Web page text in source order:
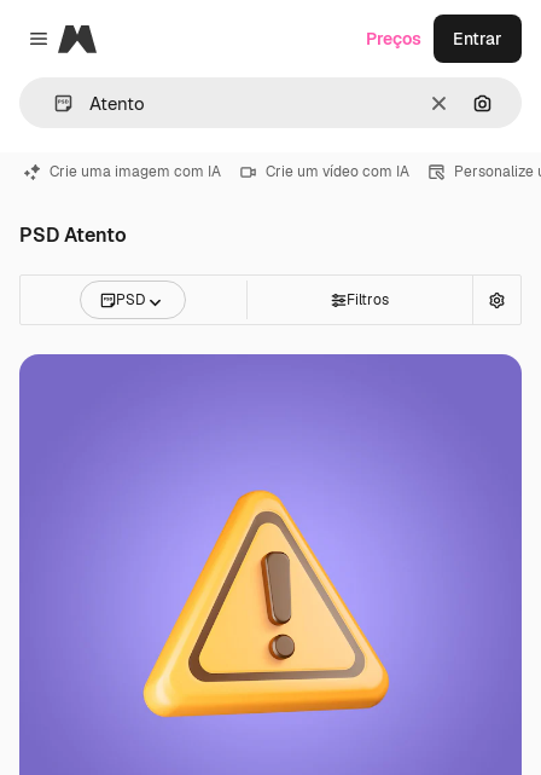
Close menu
Magnific
Limpar
Preços Entrar
Crie uma imagem com IA Crie um vídeo com IA Personalize
PSD Atento
PSD Filtros